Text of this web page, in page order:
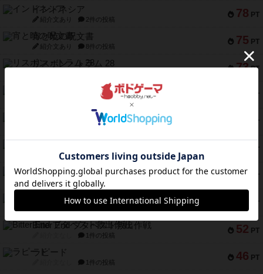
78 PT
インドネシア
紹介文あり 2件の投稿
75 PT
宵と暁の呪文書
紹介文あり 8件の投稿
73 PT
リスボン・トラム 28
PT
1件の投稿
PT
1件の投稿
PT
紹介文なし 1件の投稿
59 PT
スモールワールド
紹介文あり 13件の投稿
PT
ギャンブラー
52 PT
Bitter End ブタペスト救出作戦
1件の投稿
46 PT
ラピード
1件の投稿